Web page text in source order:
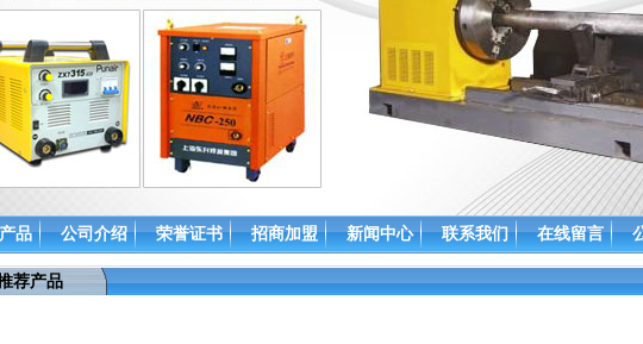
品 公司介绍 荣誉证书 招商加盟 新闻中心 联系我们 在线留言
荐产品